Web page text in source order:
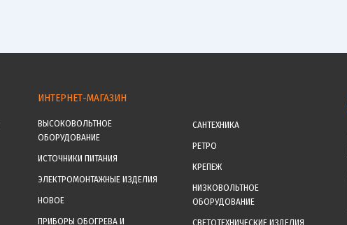
ИНТЕРНЕТ-МАГАЗИН
ВЫСОКОВОЛЬТНОЕ
ОБОРУДОВАНИЕ
ИСТОЧНИКИ ПИТАНИЯ
ЭЛЕКТРОМОНТАЖНЫЕ ИЗДЕЛИЯ
НОВОЕ
ПРИБОРЫ ОБОГРЕВА И
САНТЕХНИКА
РЕТРО
КРЕПЕЖ
НИЗКОВОЛЬТНОЕ
ОБОРУДОВАНИЕ
СВЕТОТЕХНИЧЕСКИЕ ИЗДЕЛИЯ